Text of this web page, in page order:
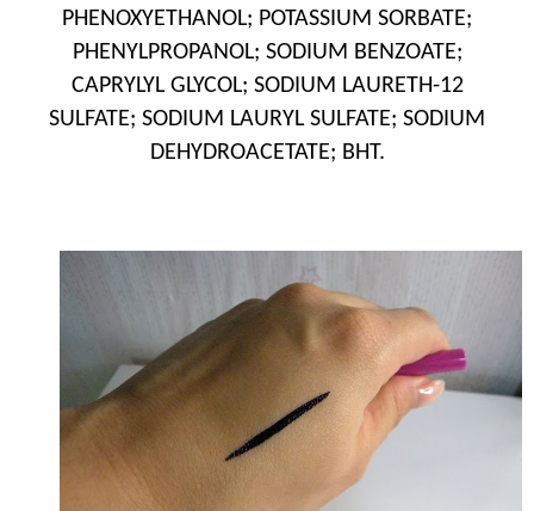
PHENOXYETHANOL; POTASSIUM SORBATE;
PHENYLPROPANOL; SODIUM BENZOATE;
CAPRYLYL GLYCOL; SODIUM LAURETH-12
SULFATE; SODIUM LAURYL SULFATE; SODIUM
DEHYDROACETATE; BHT.